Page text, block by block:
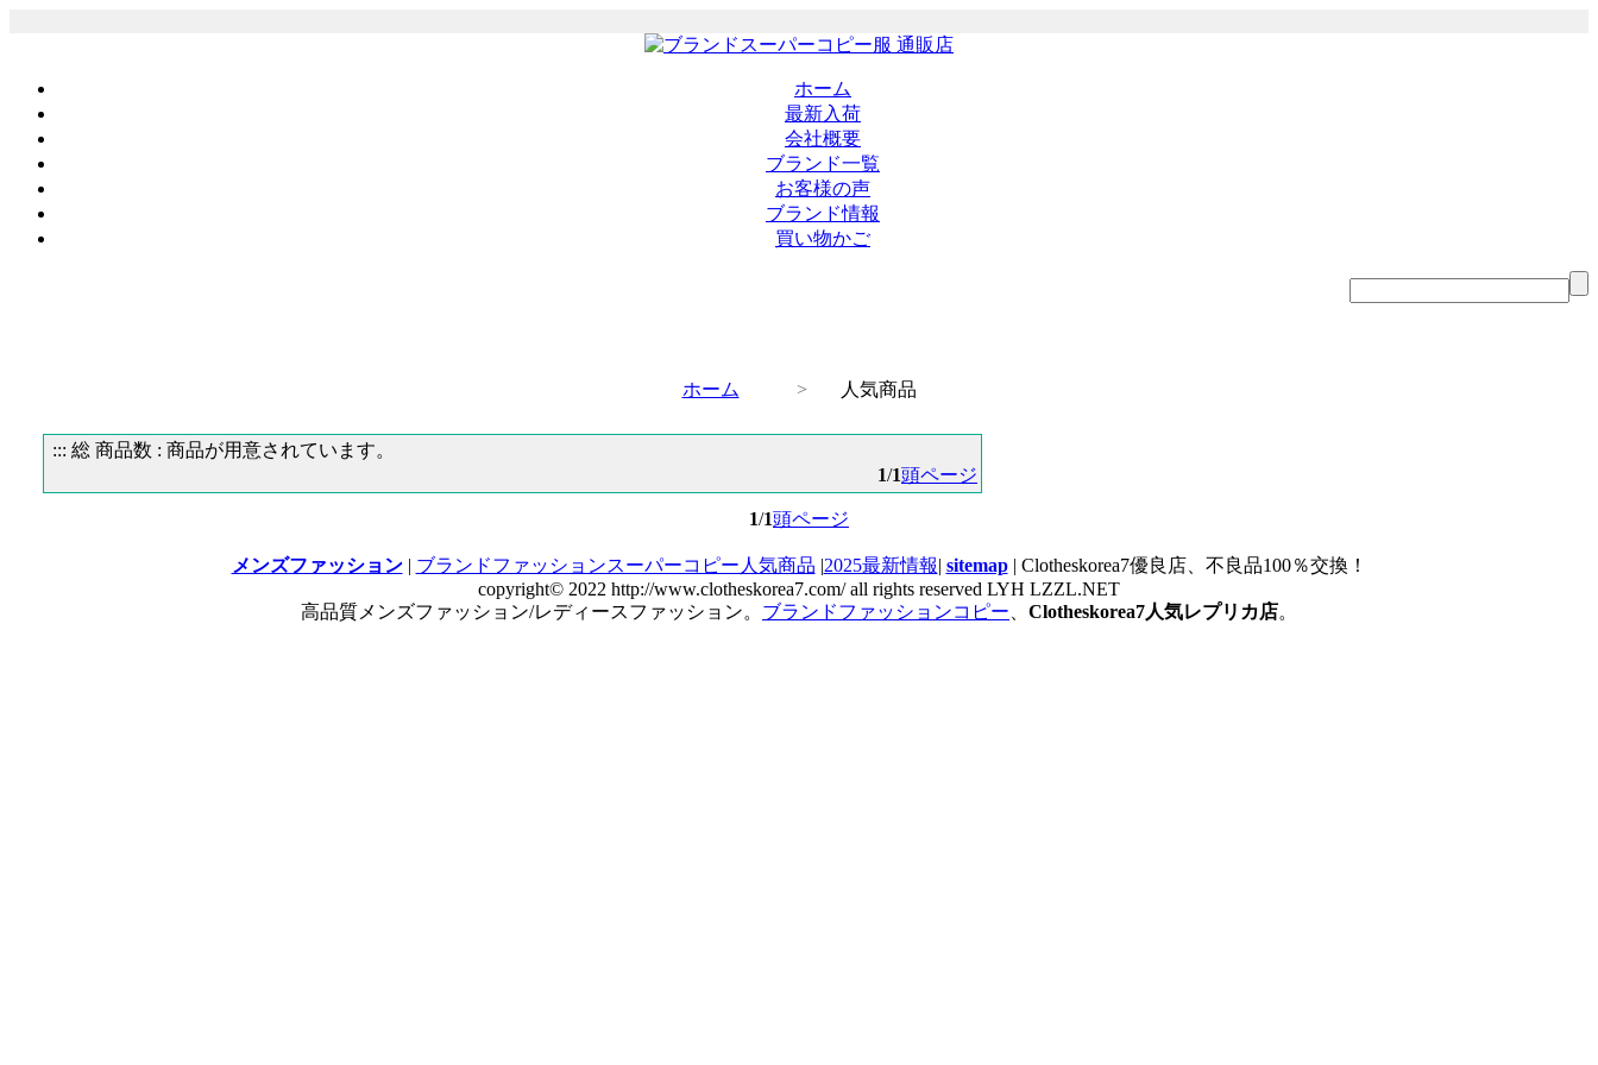
ホーム
最新入荷
会社概要
ブランド一覧
お客様の声
ブランド情報
買い物かご
ホーム > 人気商品
::: 総 商品数 : 商品が用意されています。
1/1頭ページ
1/1頭ページ
メンズファッション| ブランドファッションスーパーコピー人気商品 |2025最新情報| sitemap| Clotheskorea7優良店、不良品100％交換！
copyright© 2022 http://www.clotheskorea7.com/ all rights reserved LYH LZZL.NET
高品質メンズファッション/レディースファッション。 ブランドファッションコピー Clotheskorea7人気レプリカ店。